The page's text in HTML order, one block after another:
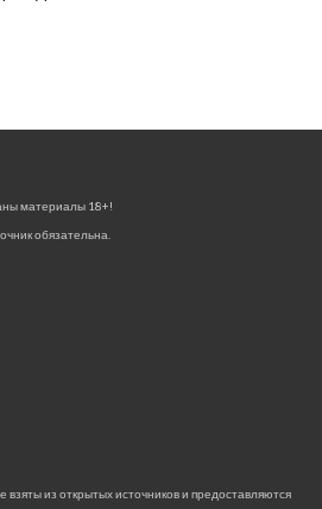
материалы 18+!
обязательна.
из открытых источников и предоставляются